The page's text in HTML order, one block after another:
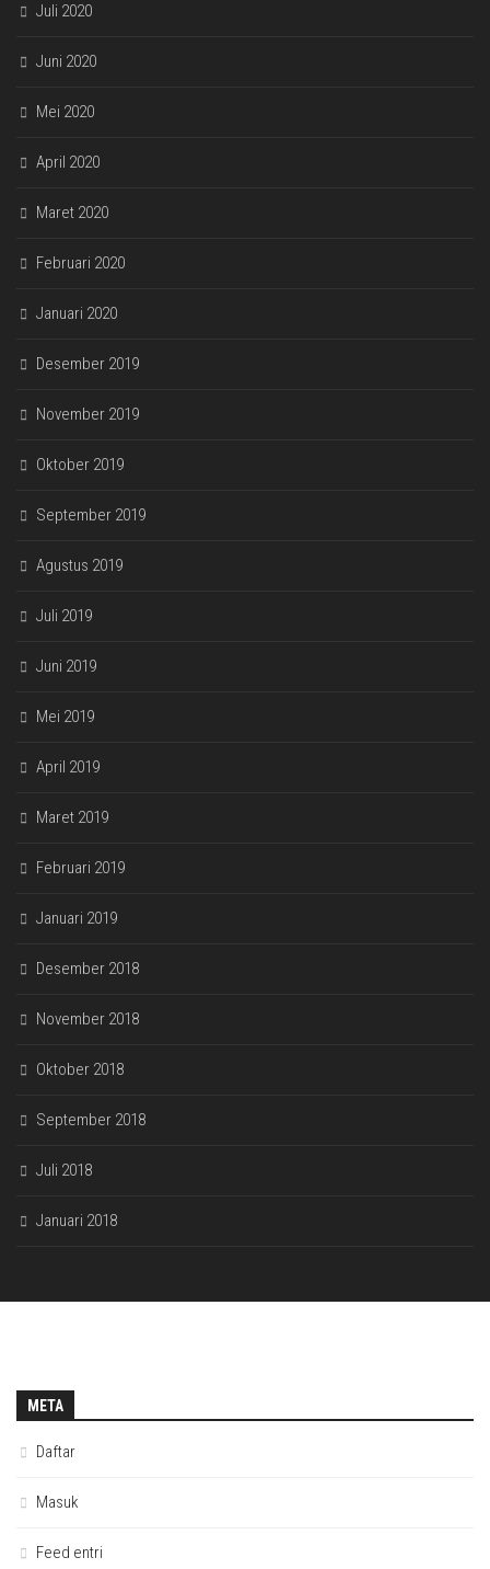
Juli 2020
Juni 2020
Mei 2020
April 2020
Maret 2020
Februari 2020
Januari 2020
Desember 2019
November 2019
Oktober 2019
September 2019
Agustus 2019
Juli 2019
Juni 2019
Mei 2019
April 2019
Maret 2019
Februari 2019
Januari 2019
Desember 2018
November 2018
Oktober 2018
September 2018
Juli 2018
Januari 2018
META
Daftar
Masuk
Feed entri